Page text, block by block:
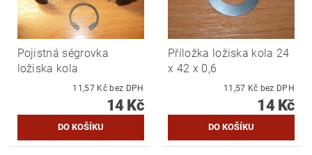
Pojistná ségrovka
ložiska kola
11,57 Kč bez DPH
14 Kč
Příložka ložiska kola 24
x 42 x 0,6
11,57 Kč bez DPH
14 Kč